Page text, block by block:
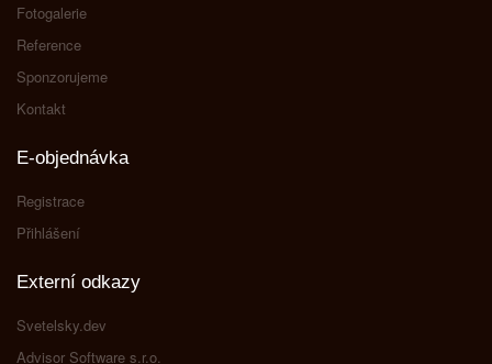
Fotogalerie
Reference
Sponzorujeme
Kontakt
E-objednávka
Registrace
Přihlášení
Externí odkazy
Svetelsky.dev
Advisor Software s.r.o.